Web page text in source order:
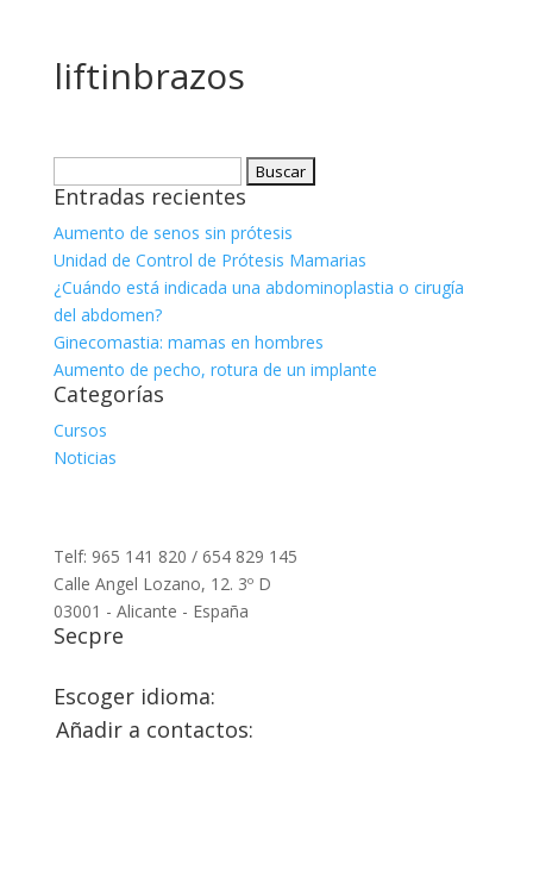
liftinbrazos
Entradas recientes
Aumento de senos sin prótesis
Unidad de Control de Prótesis Mamarias
¿Cuándo está indicada una abdominoplastia o cirugía
del abdomen?
Ginecomastia: mamas en hombres
Aumento de pecho, rotura de un implante
Categorías
Cursos
Noticias
Telf: 965 141 820 / 654 829 145
Calle Angel Lozano, 12. 3º D
03001 - Alicante - España
Secpre
Escoger idioma:
Añadir a contactos: